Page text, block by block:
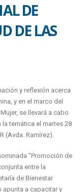
DE
DE LAS
y reflexión acerca
y en el marco del
se llevará a cabo
temática el martes 28
(Avda. Ramírez).
"Promoción de
entre la
de Bienestar
apunta a capacitar y